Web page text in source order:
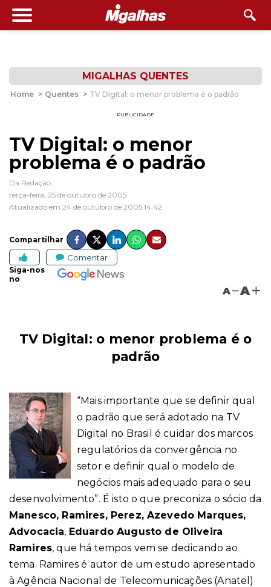
MIGALHAS QUENTES
Home > Quentes > TV Digital: o menor problema é o padrão
PUBLICIDADE
TV Digital: o menor
problema é o padrão
Da Redação
terça-feira, 25 de outubro de 2005
Atualizado em 24 de outubro de 2005 14:42
Compartilhar
Comentar
Siga-nos
no
A A
TV Digital: o menor problema é o
padrão
“Mais importante que se definir qual
o padrão que será adotado na TV
Digital no Brasil é cuidar dos marcos
regulatórios da convergência no
setor e definir qual o modelo de
negócios mais adequado para o seu
desenvolvimento”. É isto o que preconiza o sócio da
Manesco, Ramires, Perez, Azevedo Marques,
Advocacia, Eduardo Augusto de Oliveira
Ramires, que há tempos vem se dedicando ao
tema. Ramires é autor de um estudo apresentado
à Agência Nacional de Telecomunicações (Anatel)